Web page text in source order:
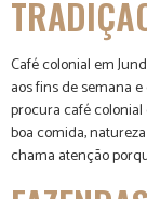
Café colonial em
aos fins de semana
procura café
boa comida,
chama atenção